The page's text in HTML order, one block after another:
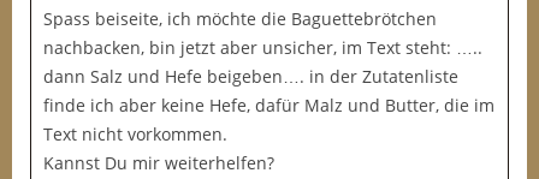
Spass beiseite, ich möchte die Baguettebrötchen
nachbacken, bin jetzt aber unsicher, im Text steht: …..
dann Salz und Hefe beigeben…. in der Zutatenliste
finde ich aber keine Hefe, dafür Malz und Butter, die im
Text nicht vorkommen.
Kannst Du mir weiterhelfen?